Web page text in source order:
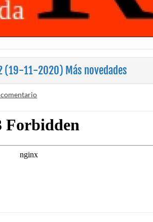
(19-11-2020) Más novedades